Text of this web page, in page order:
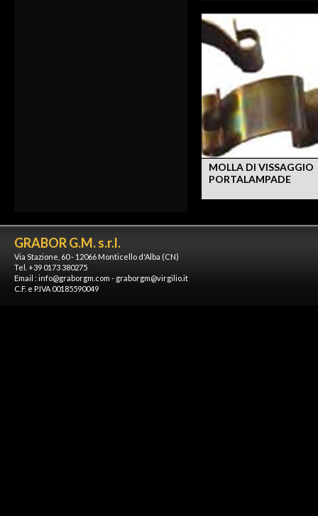
MOLLA DI VISSAGGIO
PORTALAMPADE
GRABOR G.M. s.r.l.
Via Stazione, 60 - 12066 Monticello d'Alba (CN)
Tel. +39 0173 380275
Email : info@graborgm.com - graborgm@virgilio.it
C.F. e P.IVA 00185590049